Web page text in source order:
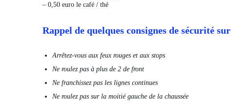
– 0,50 euro le café / thé
Rappel de quelques consignes de sécurité
Arrêtez-vous aux feux rouges et aux stops
Ne roulez pas à plus de 2 de front
Ne franchissez pas les lignes continues
Ne roulez pas sur la moitié gauche de la chaussée